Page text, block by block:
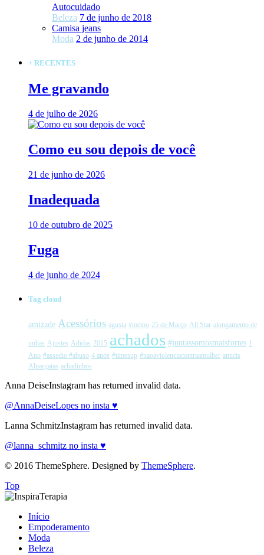
Autocuidado
Beleza 7 de junho de 2018
Camisa jeans
Moda 2 de junho de 2014
+ RECENTES
Me gravando
4 de julho de 2026
Como eu sou depois de você
21 de junho de 2026
Inadequada
10 de outubro de 2025
Fuga
4 de junho de 2024
Tag cloud
amizade Acessórios agusta #metoo 25 de Março All Star alongamento de
unhas Ajustes Adidas 2015 achados #juntassomosmaisfortes 1
Ano #assedio #abuso 4 anos #timesup #naoaviolenciacontraamulher amicis
Alpargatas achadinhos
Anna DeiseInstagram has returned invalid data.
@AnnaDeiseLopes no insta ♥
Lanna SchmitzInstagram has returned invalid data.
@lanna_schmitz no insta ♥
© 2016 ThemeSphere. Designed by ThemeSphere.
Top
Início
Empoderamento
Moda
Beleza